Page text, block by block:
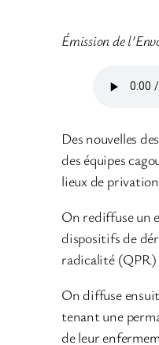
Émission de
Des nouvelles
des équipes
lieux de
On rediffuse un
dispositifs de
radicalité (QPR)
On diffuse
tenant une
de leur